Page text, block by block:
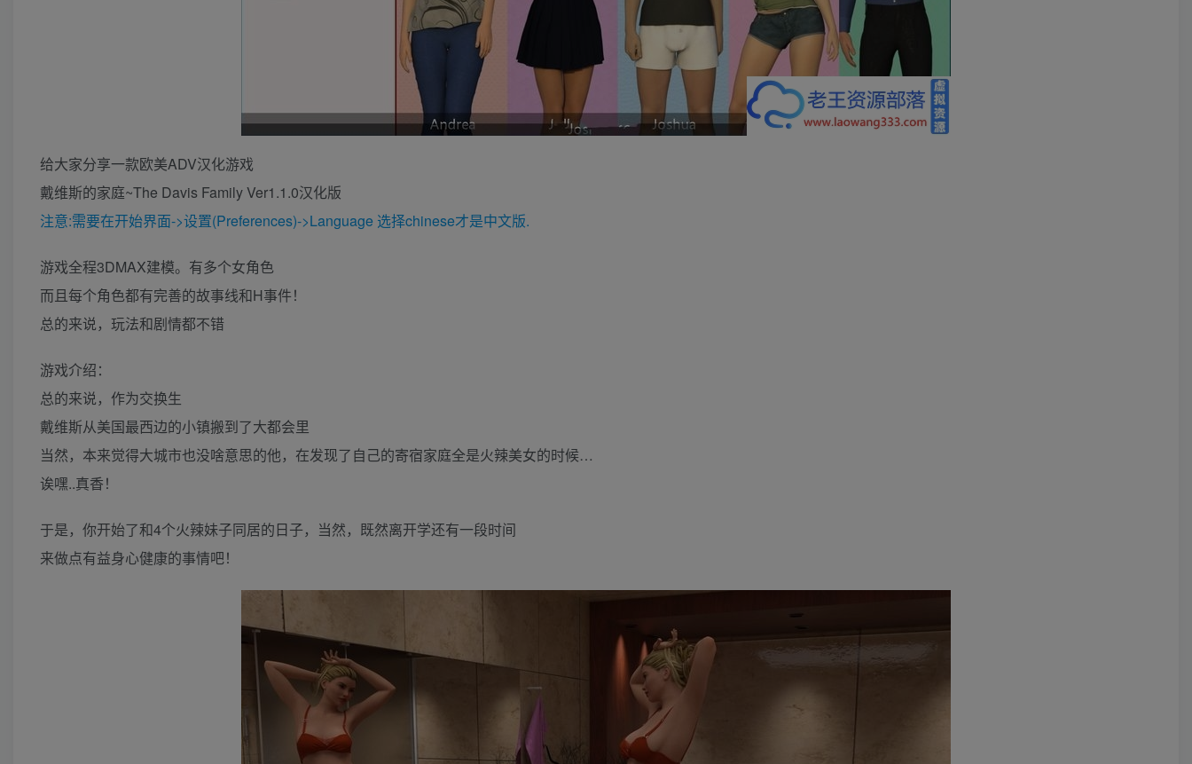
给大家分享一款欧美ADV汉化游戏
戴维斯的家庭~The Davis Family Ver1.1.0汉化版
注意:需要在开始界面->设置(Preferences)->Language 选择chinese才是中文版.
游戏全程3DMAX建模。有多个女角色
而且每个角色都有完善的故事线和H事件！
总的来说，玩法和剧情都不错
游戏介绍：
总的来说，作为交换生
戴维斯从美国最西边的小镇搬到了大都会里
当然，本来觉得大城市也没啥意思的他，在发现了自己的寄宿家庭全是火辣美女的时候…
诶嘿..真香！
于是，你开始了和4个火辣妹子同居的日子，当然，既然离开学还有一段时间
来做点有益身心健康的事情吧！